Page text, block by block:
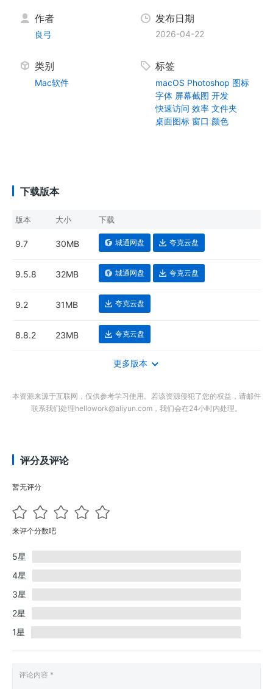
作者
良弓
发布日期
2026-04-22
类别
Mac软件
标签
macOS Photoshop 图标
字体 屏幕截图 开发
快速访问 效率 文件夹
桌面图标 窗口 颜色
下载版本
版本 大小 下载
9.7 30MB 城通网盘 夸克云盘
9.5.8 32MB 城通网盘 夸克云盘
9.2 31MB 夸克云盘
8.8.2 23MB 夸克云盘
更多版本
本资源来源于互联网，仅供参考学习使用。若该资源侵犯了您的权益，请邮件
联系我们处理hellowork@aliyun.com，我们会在24小时内处理。
评分及评论
暂无评分
来评个分数吧
5星
4星
3星
2星
1星